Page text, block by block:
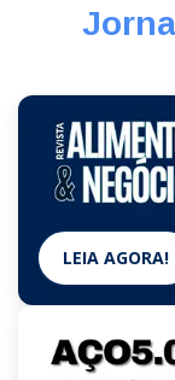
LEIA AGORA!